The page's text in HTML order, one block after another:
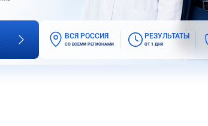
ВСЯ РОССИЯ
СО ВСЕМИ РЕГИОНАМИ
РЕЗУЛЬТАТЫ
ОТ 1 ДНЯ